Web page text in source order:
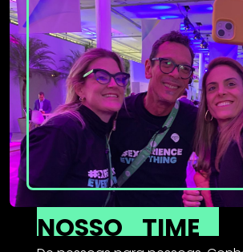
NOSSO TIME